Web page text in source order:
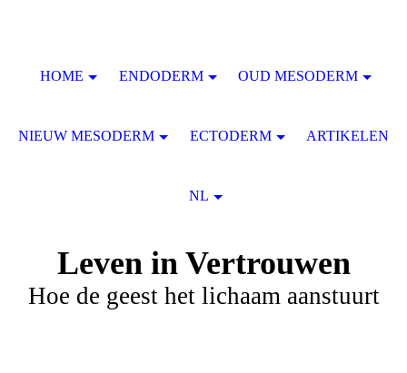
Leven in Vertrouwen
Hoe de geest het lichaam aanstuurt
HOME ENDODERM OUD MESODERM
NIEUW MESODERM ECTODERM ARTIKELEN
NL